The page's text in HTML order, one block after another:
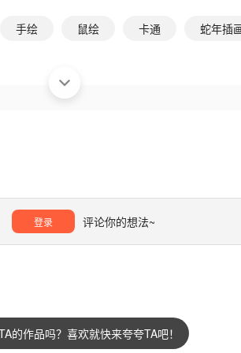
手绘 鼠绘 卡通 蛇年插
登录 评论你的想法~
的作品吗？喜欢就快来夸夸TA吧！